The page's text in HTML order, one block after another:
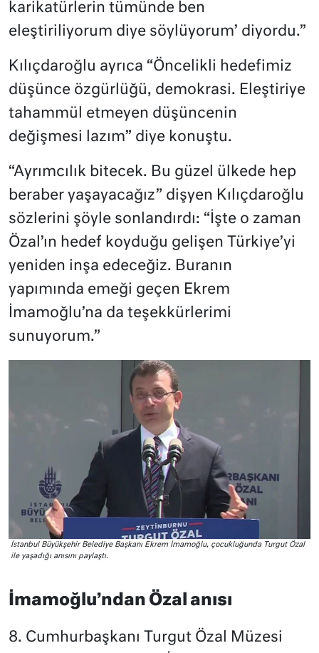
karikatürlerin tümünde ben
eleştiriliyorum diye söylüyorum’ diyordu.”
Kılıçdaroğlu ayrıca “Öncelikli hedefimiz
düşünce özgürlüğü, demokrasi. Eleştiriye
tahammül etmeyen düşüncenin
değişmesi lazım” diye konuştu.
“Ayrımcılık bitecek. Bu güzel ülkede hep
beraber yaşayacağız” dişyen Kılıçdaroğlu
sözlerini şöyle sonlandırdı: “İşte o zaman
Özal’ın hedef koyduğu gelişen Türkiye’yi
yeniden inşa edeceğiz. Buranın
yapımında emeği geçen Ekrem
İmamoğlu’na da teşekkürlerimi
sunuyorum.”
İstanbul Büyükşehir Belediye Başkanı Ekrem İmamoğlu, çocukluğunda Turgut Özal
ile yaşadığı anısını paylaştı.
İmamoğlu’ndan Özal anısı
8. Cumhurbaşkanı Turgut Özal Müzesi